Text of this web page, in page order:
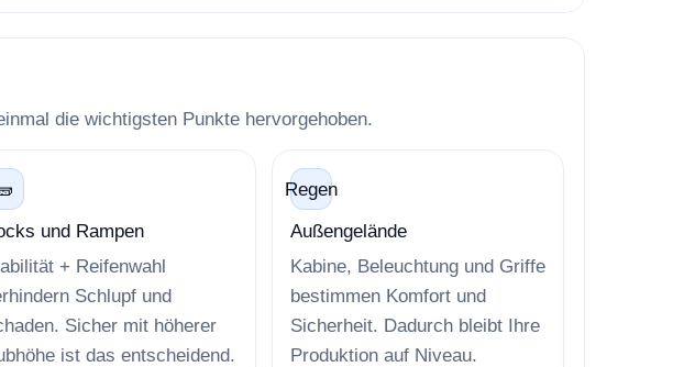
die wichtigsten Punkte hervorgehoben.
und Rampen
+ Reifenwahl
Schlupf und
Sicher mit höherer
ist das entscheidend.
Regen
Außengelände
Kabine, Beleuchtung und Griffe
bestimmen Komfort und
Sicherheit. Dadurch bleibt Ihre
Produktion auf Niveau.